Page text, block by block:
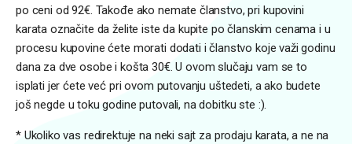
po ceni od 92€. Takođe ako nemate članstvo, pri kupovini
karata označite da želite iste da kupite po članskim cenama i u
procesu kupovine ćete morati dodati i članstvo koje važi godinu
dana za dve osobe i košta 30€. U ovom slučaju vam se to
isplati jer ćete već pri ovom putovanju uštedeti, a ako budete
još negde u toku godine putovali, na dobitku ste :).
* Ukoliko vas redirektuje na neki sajt za prodaju karata, a ne na